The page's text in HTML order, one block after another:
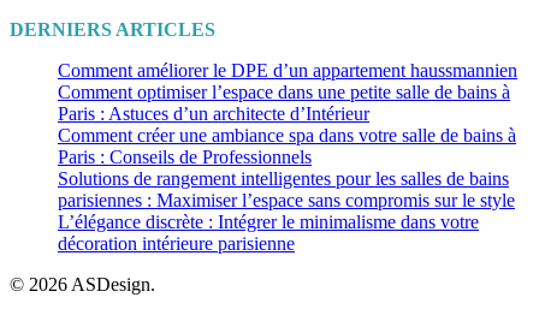
DERNIERS ARTICLES
Comment améliorer le DPE d’un appartement haussmannien
Comment optimiser l’espace dans une petite salle de bains à
Paris : Astuces d’un architecte d’Intérieur
Comment créer une ambiance spa dans votre salle de bains à
Paris : Conseils de Professionnels
Solutions de rangement intelligentes pour les salles de bains
parisiennes : Maximiser l’espace sans compromis sur le style
L’élégance discrète : Intégrer le minimalisme dans votre
décoration intérieure parisienne
© 2026 ASDesign.